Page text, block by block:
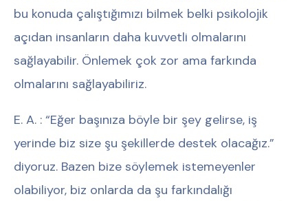
bu konuda çalıştığımızı bilmek belki psikolojik
açıdan insanların daha kuvvetli olmalarını
sağlayabilir. Önlemek çok zor ama farkında
olmalarını sağlayabiliriz.
E. A. : “Eğer başınıza böyle bir şey gelirse, iş
yerinde biz size şu şekillerde destek olacağız.”
diyoruz. Bazen bize söylemek istemeyenler
olabiliyor, biz onlarda da şu farkındalığı